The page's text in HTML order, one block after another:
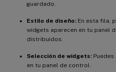
guardado.
Estilo de diseño: En esta fila,
widgets aparecen en tu panel
distribuidos.
Selección de widgets:
en tu panel de control.